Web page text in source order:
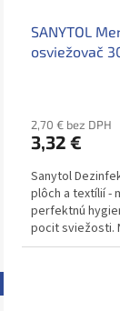
SANYTOL
osviežovač
2,70 € bez DPH
3,32 €
Sanytol
plôch a textílií -
perfektnú
pocit sviežosti.
99,9 %...